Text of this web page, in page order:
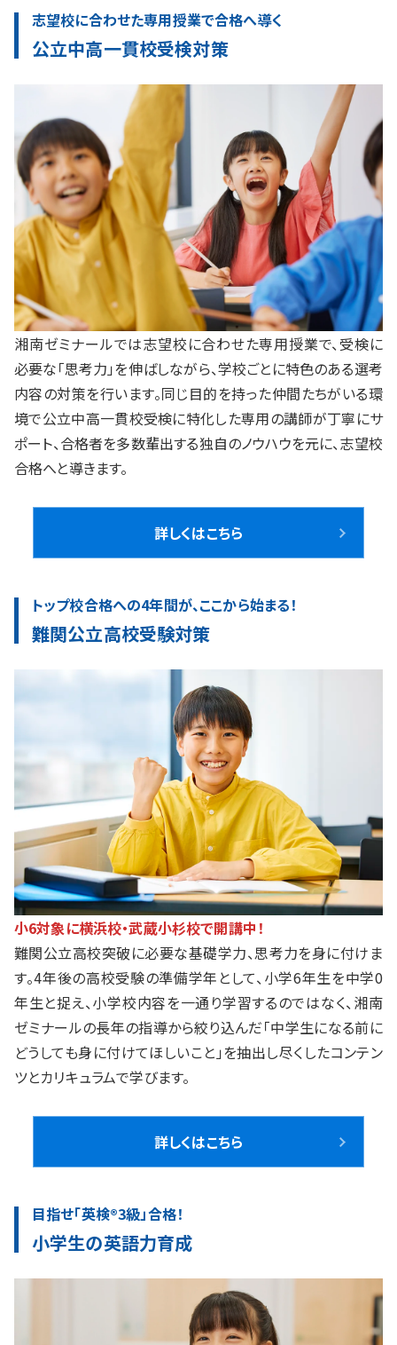
志望校に合わせた専用授業で合格へ導く
公立中高一貫校受検対策
湘南ゼミナールでは志望校に合わせた専用授業で、受検に
必要な「思考力」を伸ばしながら、学校ごとに特色のある選考
内容の対策を行います。同じ目的を持った仲間たちがいる環
境で公立中高一貫校受検に特化した専用の講師が丁寧にサ
ポート、合格者を多数輩出する独自のノウハウを元に、志望校
合格へと導きます。
詳しくはこちら
トップ校合格への4年間が、ここから始まる！
難関公立高校受験対策
小6対象に横浜校・武蔵小杉校で開講中！
難関公立高校突破に必要な基礎学力、思考力を身に付けま
す。4年後の高校受験の準備学年として、小学6年生を中学0
年生と捉え、小学校内容を一通り学習するのではなく、湘南
ゼミナールの長年の指導から絞り込んだ「中学生になる前に
どうしても身に付けてほしいこと」を抽出し尽くしたコンテン
ツとカリキュラムで学びます。
詳しくはこちら
目指せ「英検®3級」合格！
小学生の英語力育成